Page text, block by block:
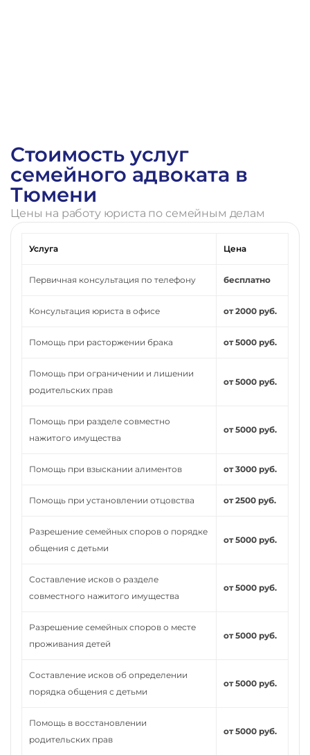
Стоимость услуг
семейного адвоката в
Тюмени
Цены на работу юриста по семейным делам
Услуга Цена
Первичная консультация по телефону бесплатно
Консультация юриста в офисе от 2000 руб.
Помощь при расторжении брака от 5000 руб.
Помощь при ограничении и лишении
родительских прав
от 5000 руб.
Помощь при разделе совместно
нажитого имущества
от 5000 руб.
Помощь при взыскании алиментов от 3000 руб.
Помощь при установлении отцовства от 2500 руб.
Разрешение семейных споров о порядке
общения с детьми
от 5000 руб.
Составление исков о разделе
совместного нажитого имущества
от 5000 руб.
Разрешение семейных споров о месте
проживания детей
от 5000 руб.
Составление исков об определении
порядка общения с детьми
от 5000 руб.
Помощь в восстановлении
родительских прав
от 5000 руб.